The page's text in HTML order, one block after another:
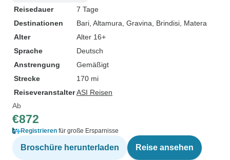
Reisedauer
7 Tage
Destinationen
Bari , Altamura , Gravina , Brindisi , Matera
Alter
Alter 16+
Sprache
Deutsch
Anstrengung
Gemäßigt
Strecke
170 mi
ReiseveranstalterASI Reisen
Ab
€872
Registrieren für große Ersparnisse
Broschüre herunterladen Reise ansehen